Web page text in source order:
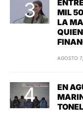
MIL
LA
AGOSTO
EN